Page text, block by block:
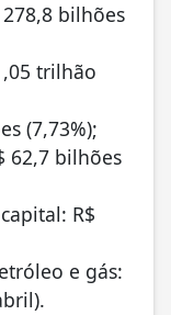
bilhões
trilhão
(7,73%);
62,7 bilhões
R$
e gás: